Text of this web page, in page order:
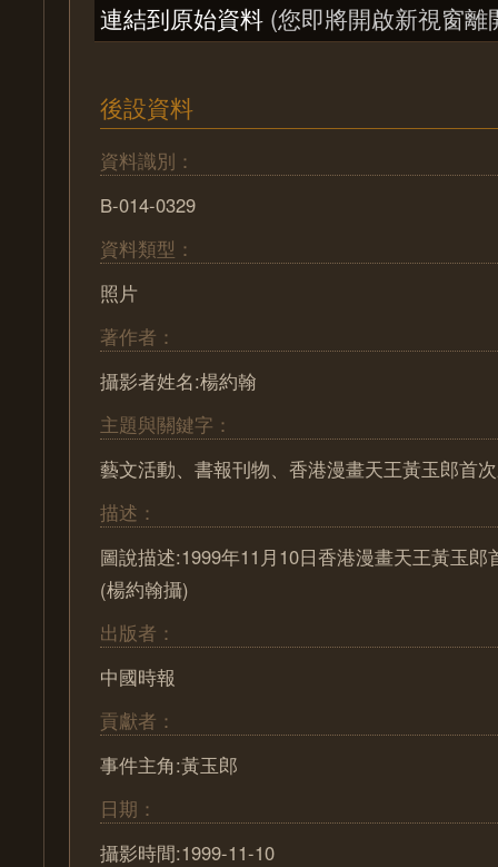
連結到原始資料 (您即將開啟新視窗離
後設資料
資料識別：
B-014-0329
資料類型：
照片
著作者：
攝影者姓名:楊約翰
主題與關鍵字：
藝文活動、書報刊物、香港漫畫天王黃玉郎首
描述：
圖說描述:1999年11月10日香港漫畫天王黃玉郎
(楊約翰攝)
出版者：
中國時報
貢獻者：
事件主角:黃玉郎
日期：
攝影時間:1999-11-10